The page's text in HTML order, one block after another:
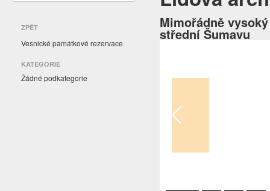
ZPĚT
Vesnické památkové rezervace
KATEGORIE
Žádné podkategorie
Mimořádně
střední Šumavu